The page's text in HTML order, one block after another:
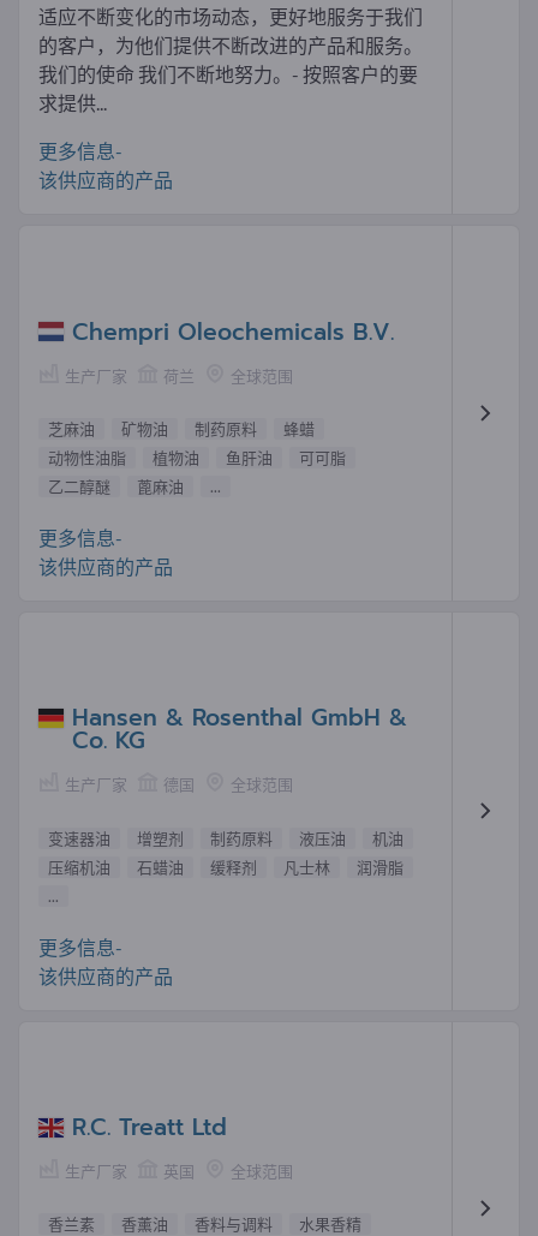
适应不断变化的市场动态，更好地服务于我们
的客户，为他们提供不断改进的产品和服务。
我们的使命 我们不断地努力。- 按照客户的要
求提供...
更多信息-
该供应商的产品
Chempri Oleochemicals B.V.
生产厂家 荷兰 全球范围
芝麻油 矿物油 制药原料
蜂蜡
动物性油脂
植物油 鱼肝油
可可脂
乙二醇醚
蓖麻油 ...
更多信息-
该供应商的产品
Hansen & Rosenthal GmbH &
Co. KG
生产厂家 德国 全球范围
变速器油 增塑剂 制药原料 液压油
机油
压缩机油
石蜡油 缓释剂 凡士林
润滑脂
...
更多信息-
该供应商的产品
R.C. Treatt Ltd
生产厂家 英国 全球范围
香兰素 香薰油 香料与调料
水果香精